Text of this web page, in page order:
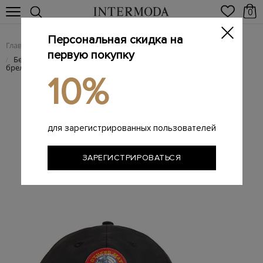
0
Главная Мужчинам / Аксессуары / Головные уборы
/ Бейсболка из влагозащитного нейлона с нашивкой и
брелоком
Персональная скидка на
первую покупку
10%
для зарегистрированных пользователей
ЗАРЕГИСТРИРОВАТЬСЯ